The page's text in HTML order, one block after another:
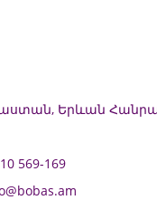
Երևան
569-169